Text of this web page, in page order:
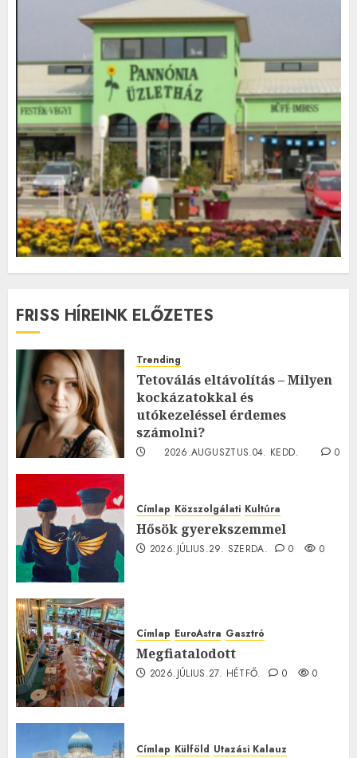
FRISS HÍREINK ELŐZETES
Trending
Tetoválás eltávolítás – Milyen
kockázatokkal és
utókezeléssel érdemes
számolni?
2026.AUGUSZTUS.04. KEDD.
0
Címlap Közszolgálati Kultúra
Hősök gyerekszemmel
2026.JÚLIUS.29. SZERDA. 0 0
Címlap EuroAstra Gasztró
Megfiatalodott
2026.JÚLIUS.27. HÉTFŐ. 0 0
Címlap Külföld Utazási Kalauz